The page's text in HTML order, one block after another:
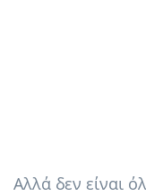
Αλλά δεν είναι